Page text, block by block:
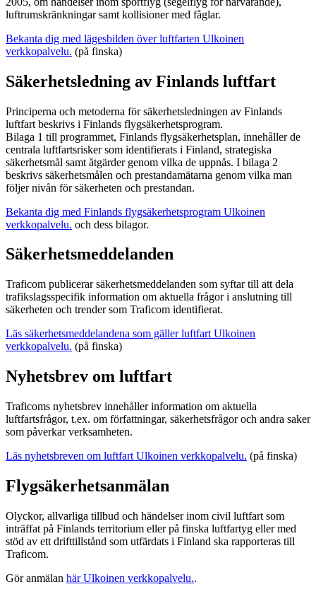
luftrumskränkningar samt kollisioner med fåglar.
Bekanta dig med lägesbilden över luftfarten Ulkoinen
verkkopalvelu. (på finska)
Säkerhetsledning av Finlands luftfart
Principerna och metoderna för säkerhetsledningen av Finlands
luftfart beskrivs i Finlands flygsäkerhetsprogram.
Bilaga 1 till programmet, Finlands flygsäkerhetsplan, innehåller de
centrala luftfartsrisker som identifierats i Finland, strategiska
säkerhetsmål samt åtgärder genom vilka de uppnås. I bilaga 2
beskrivs säkerhetsmålen och prestandamätarna genom vilka man
följer nivån för säkerheten och prestandan.
Bekanta dig med Finlands flygsäkerhetsprogram Ulkoinen
verkkopalvelu. och dess bilagor.
Säkerhetsmeddelanden
Traficom publicerar säkerhetsmeddelanden som syftar till att dela
trafikslagsspecifik information om aktuella frågor i anslutning till
säkerheten och trender som Traficom identifierat.
Läs säkerhetsmeddelandena som gäller luftfart Ulkoinen
verkkopalvelu. (på finska)
Nyhetsbrev om luftfart
Traficoms nyhetsbrev innehåller information om aktuella
luftfartsfrågor, t.ex. om författningar, säkerhetsfrågor och andra saker
som påverkar verksamheten.
Läs nyhetsbreven om luftfart Ulkoinen verkkopalvelu. (på finska)
Flygsäkerhetsanmälan
Olyckor, allvarliga tillbud och händelser inom civil luftfart som
inträffat på Finlands territorium eller på finska luftfartyg eller med
stöd av ett drifttillstånd som utfärdats i Finland ska rapporteras till
Traficom.
Gör anmälan här Ulkoinen verkkopalvelu..